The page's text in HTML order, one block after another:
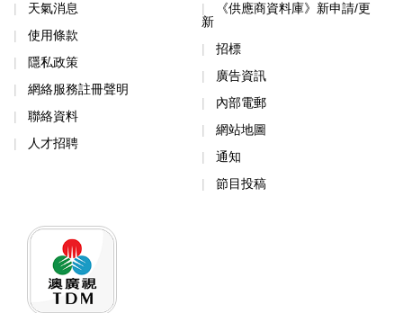
天氣消息
使用條款
隱私政策
網絡服務註冊聲明
聯絡資料
人才招聘
《供應商資料庫》新申請/更
新
招標
廣告資訊
內部電郵
網站地圖
通知
節目投稿